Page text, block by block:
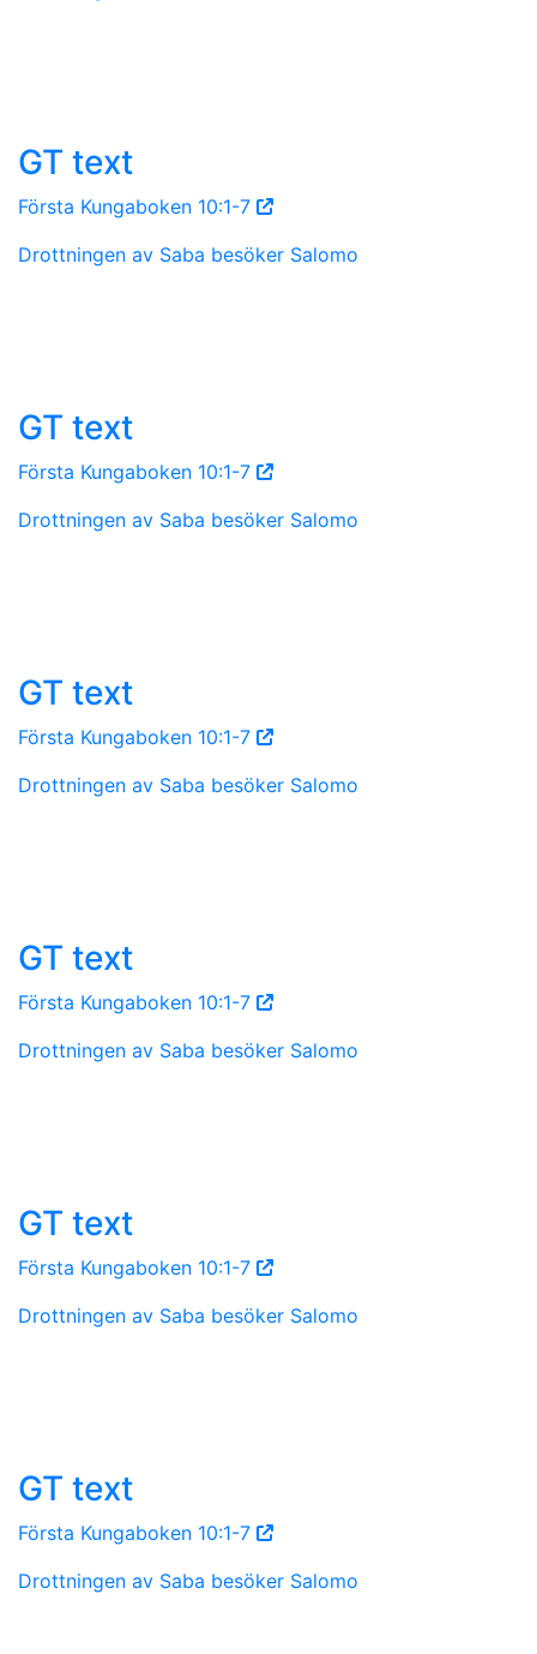
GT text
Första Kungaboken 10:1-7
Drottningen av Saba besöker Salomo
GT text
Första Kungaboken 10:1-7
Drottningen av Saba besöker Salomo
GT text
Första Kungaboken 10:1-7
Drottningen av Saba besöker Salomo
GT text
Första Kungaboken 10:1-7
Drottningen av Saba besöker Salomo
GT text
Första Kungaboken 10:1-7
Drottningen av Saba besöker Salomo
GT text
Första Kungaboken 10:1-7
Drottningen av Saba besöker Salomo